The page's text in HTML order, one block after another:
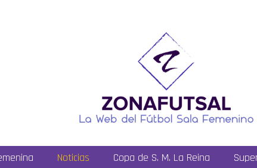
Noticias Copa de S. M. La Reina